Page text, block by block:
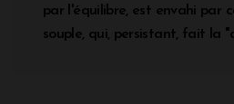
par l'équilibre, est envahi par
souple, qui, persistant, fait la